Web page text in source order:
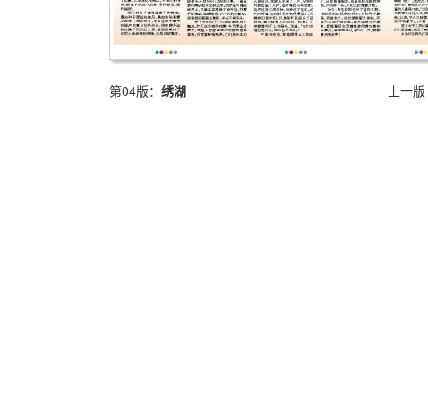
第04版： 绣湖 上一版